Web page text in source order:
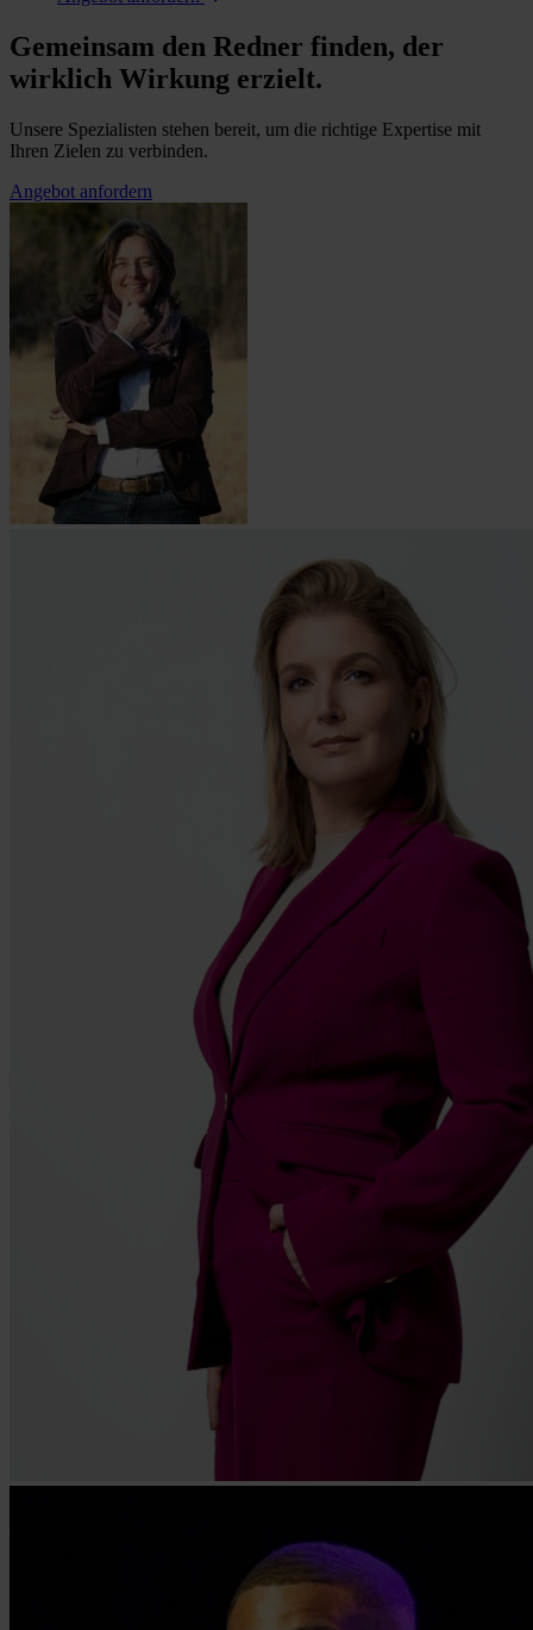
Gemeinsam den Redner finden, der
wirklich Wirkung erzielt.
Unsere Spezialisten stehen bereit, um die richtige Expertise mit
Ihren Zielen zu verbinden.
Angebot anfordern